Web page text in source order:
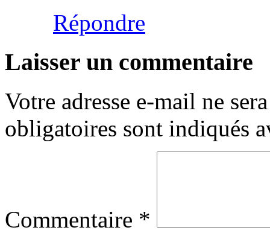
Répondre
Laisser un commentaire
Votre adresse e-mail ne
obligatoires sont indiqués
Commentaire *